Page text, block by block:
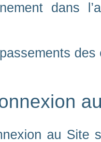
dans
au Site